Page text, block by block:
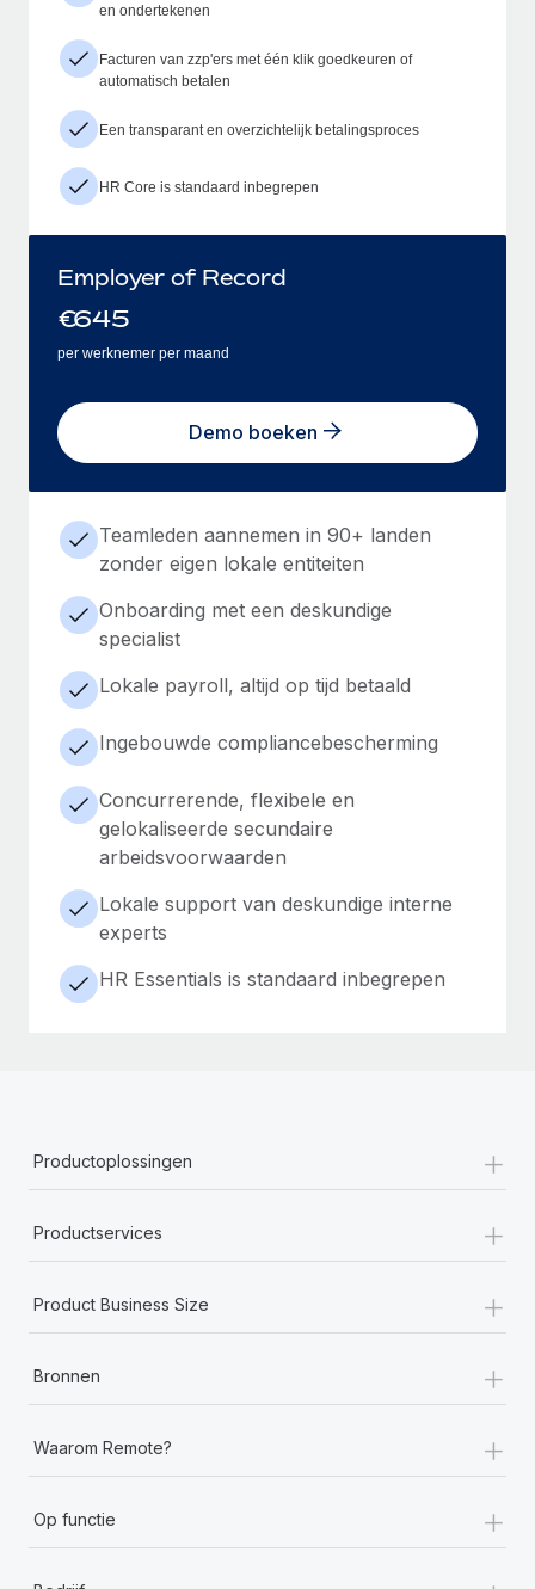
en ondertekenen
Facturen van zzp'ers met één klik goedkeuren of
automatisch betalen
Een transparant en overzichtelijk betalingsproces
HR Core is standaard inbegrepen
Employer of Record
€645
per werknemer per maand
Demo boeken
Teamleden aannemen in 90+ landen
zonder eigen lokale entiteiten
Onboarding met een deskundige
specialist
Lokale payroll, altijd op tijd betaald
Ingebouwde compliancebescherming
Concurrerende, flexibele en
gelokaliseerde secundaire
arbeidsvoorwaarden
Lokale support van deskundige interne
experts
HR Essentials is standaard inbegrepen
Productoplossingen +
Productservices +
Product Business Size +
Bronnen +
Waarom Remote? +
Op functie +